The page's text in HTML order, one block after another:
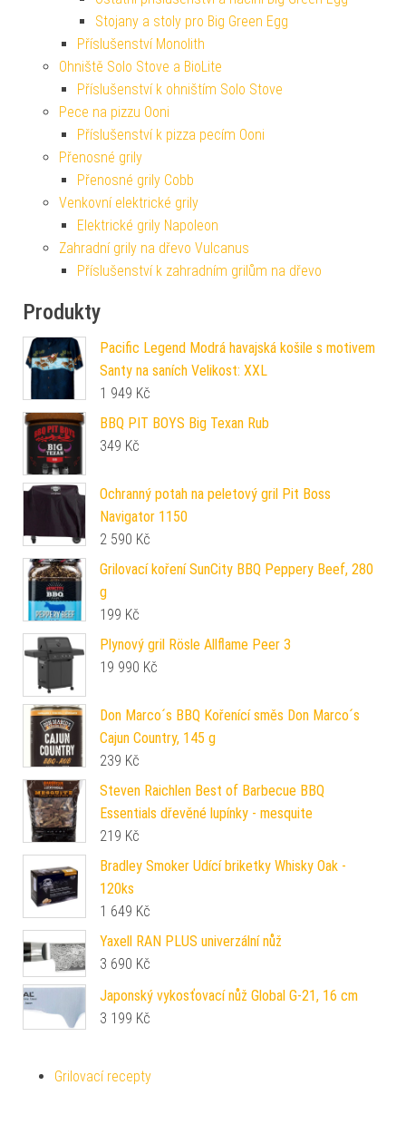
Stojany a stoly pro Big Green Egg
Příslušenství Monolith
Ohniště Solo Stove a BioLite
Příslušenství k ohništím Solo Stove
Pece na pizzu Ooni
Příslušenství k pizza pecím Ooni
Přenosné grily
Přenosné grily Cobb
Venkovní elektrické grily
Elektrické grily Napoleon
Zahradní grily na dřevo Vulcanus
Příslušenství k zahradním grilům na dřevo
Produkty
Pacific Legend Modrá havajská košile s motivem
Santy na saních Velikost: XXL
1 949 Kč
BBQ PIT BOYS Big Texan Rub
349 Kč
Ochranný potah na peletový gril Pit Boss
Navigator 1150
2 590 Kč
Grilovací koření SunCity BBQ Peppery Beef, 280
g
199 Kč
Plynový gril Rösle Allflame Peer 3
19 990 Kč
Don Marco´s BBQ Kořenící směs Don Marco´s
Cajun Country, 145 g
239 Kč
Steven Raichlen Best of Barbecue BBQ
Essentials dřevěné lupínky - mesquite
219 Kč
Bradley Smoker Udící briketky Whisky Oak -
120ks
1 649 Kč
Yaxell RAN PLUS univerzální nůž
3 690 Kč
Japonský vykosťovací nůž Global G-21, 16 cm
3 199 Kč
Grilovací recepty